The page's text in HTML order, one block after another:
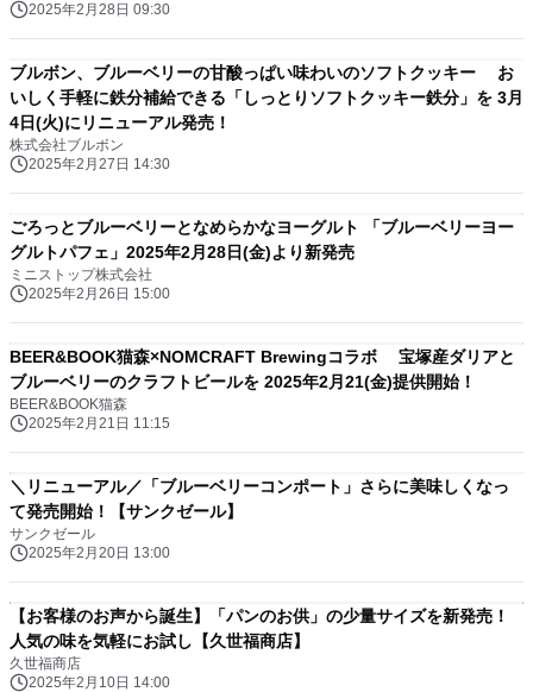
2025年2月28日 09:30
ブルボン、ブルーベリーの甘酸っぱい味わいのソフトクッキー お
いしく手軽に鉄分補給できる「しっとりソフトクッキー鉄分」を 3月
4日(火)にリニューアル発売！
株式会社ブルボン
2025年2月27日 14:30
ごろっとブルーベリーとなめらかなヨーグルト 「ブルーベリーヨー
グルトパフェ」2025年2月28日(金)より新発売
ミニストップ株式会社
2025年2月26日 15:00
BEER&BOOK猫森×NOMCRAFT Brewingコラボ 宝塚産ダリアと
ブルーベリーのクラフトビールを 2025年2月21(金)提供開始！
BEER&BOOK猫森
2025年2月21日 11:15
＼リニューアル／「ブルーベリーコンポート」さらに美味しくなっ
て発売開始！【サンクゼール】
サンクゼール
2025年2月20日 13:00
【お客様のお声から誕生】「パンのお供」の少量サイズを新発売！
人気の味を気軽にお試し【久世福商店】
久世福商店
2025年2月10日 14:00